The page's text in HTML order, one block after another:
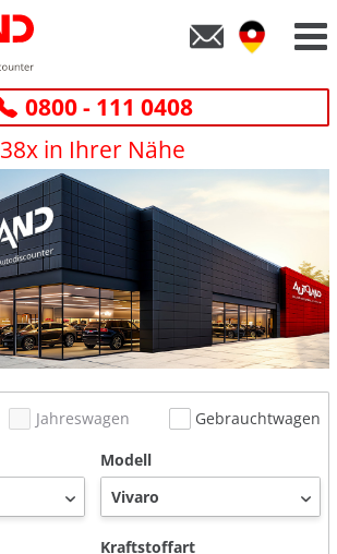
0800 - 111 0408
38x in Ihrer Nähe
Jahreswagen
Gebrauchtwagen
Modell
Kraftstoffart